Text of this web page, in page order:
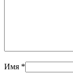
Имя *